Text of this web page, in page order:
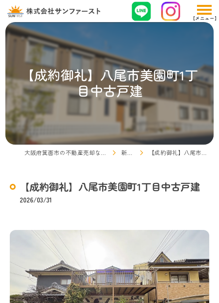
【成約御礼】八尾市美園町1丁
目中古戸建
新着情報 【成約御礼】八尾市美園町1丁目中古戸建
【成約御礼】八尾市美園町1丁目中古戸建
2026/03/31